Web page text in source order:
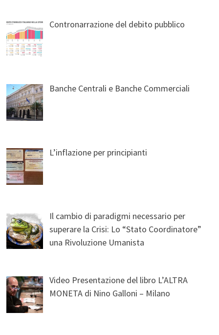
Contronarrazione del debito pubblico
Banche Centrali e Banche Commerciali
L’inflazione per principianti
Il cambio di paradigmi necessario per
superare la Crisi: Lo “Stato Coordinatore”
una Rivoluzione Umanista
Video Presentazione del libro L’ALTRA
MONETA di Nino Galloni – Milano